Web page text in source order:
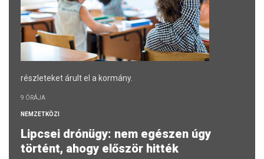
részleteket árult el a kormány.
9 ÓRÁJA
NEMZETKÖZI
Lipcsei drónügy: nem egészen úgy
történt, ahogy először hitték